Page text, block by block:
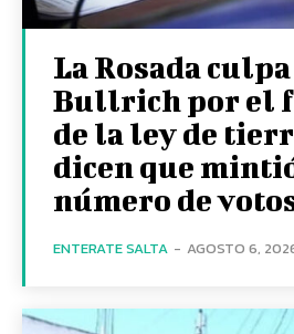
La Rosada culpa
Bullrich por el
de la ley de
dicen que
número de
ENTERATE SALTA - AGOSTO 6,